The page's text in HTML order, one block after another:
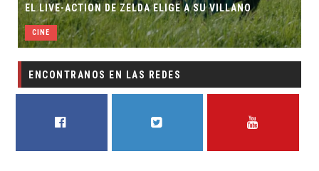
EL LIVE-ACTION DE ZELDA ELIGE A SU VILLANO
CINE
ENCONTRANOS EN LAS REDES